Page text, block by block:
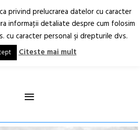
RO EN
≡
privind prelucrarea datelor cu caracter
informaţii detaliate despre cum folosim
cu caracter personal şi drepturile dvs.
Citeste mai mult